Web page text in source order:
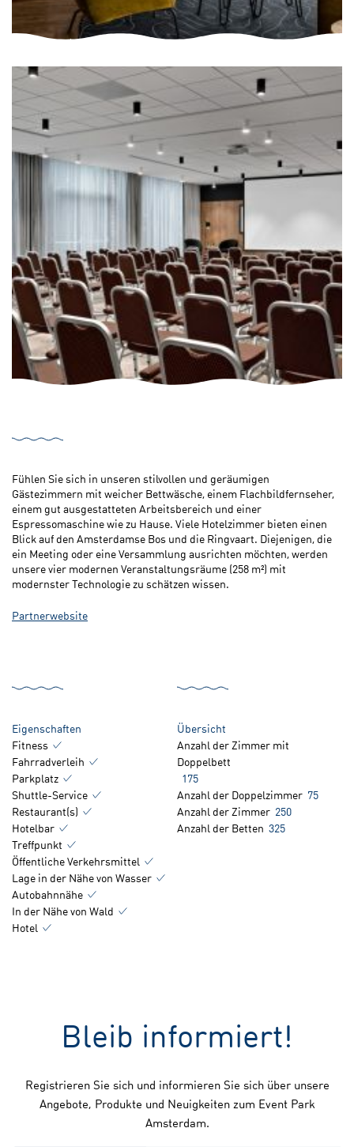
Fühlen Sie sich in unseren stilvollen und geräumigen
Gästezimmern mit weicher Bettwäsche, einem Flachbildfernseher,
einem gut ausgestatteten Arbeitsbereich und einer
Espressomaschine wie zu Hause. Viele Hotelzimmer bieten einen
Blick auf den Amsterdamse Bos und die Ringvaart. Diejenigen, die
ein Meeting oder eine Versammlung ausrichten möchten, werden
unsere vier modernen Veranstaltungsräume (258 m²) mit
modernster Technologie zu schätzen wissen.
Partnerwebsite
Eigenschaften
Fitness
Fahrradverleih
Parkplatz
Shuttle-Service
Restaurant(s)
Hotelbar
Treffpunkt
Öffentliche Verkehrsmittel
Lage in der Nähe von Wasser
Autobahnnähe
In der Nähe von Wald
Hotel
Übersicht
Anzahl der Zimmer mit
Doppelbett
175
Anzahl der Doppelzimmer 75
Anzahl der Zimmer 250
Anzahl der Betten 325
Bleib informiert!
Registrieren Sie sich und informieren Sie sich über unsere
Angebote, Produkte und Neuigkeiten zum Event Park
Amsterdam.